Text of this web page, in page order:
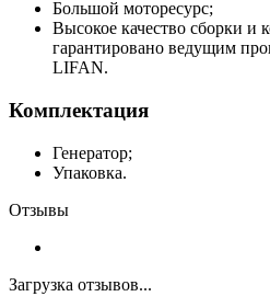
Большой моторесурс;
Высокое качество сборки и
гарантировано ведущим
LIFAN.
Комплектация
Генератор;
Упаковка.
Отзывы
Загрузка отзывов...